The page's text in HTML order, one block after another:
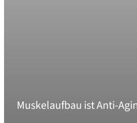
Muskelaufbau ist Anti-